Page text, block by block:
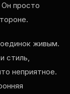
Он просто
живым.
стиль,
неприятное.